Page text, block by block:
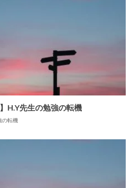
H.Y先生の勉強の転機
の転機